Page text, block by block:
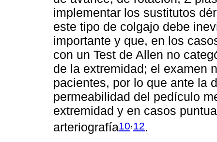
implementar los sustitutos
este tipo de colgajo debe
importante y que, en los
con un Test de Allen no
de la extremidad; el examen
pacientes, por lo que ante la
permeabilidad del pedículo
extremidad y en casos
arteriografía10,12.